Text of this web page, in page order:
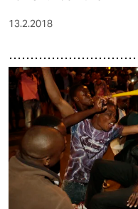
13.2.2018